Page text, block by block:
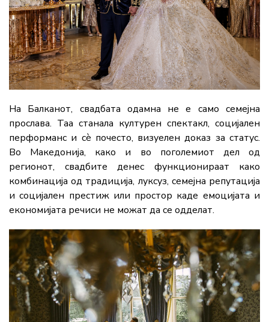
На Балканот, свадбата одамна не е само семејна
прослава. Таа станала културен спектакл, социјален
перформанс и сè почесто, визуелен доказ за статус.
Во Македонија, како и во поголемиот дел од
регионот, свадбите денес функционираат како
комбинација од традиција, луксуз, семејна репутација
и социјален престиж или простор каде емоцијата и
економијата речиси не можат да се одделат.